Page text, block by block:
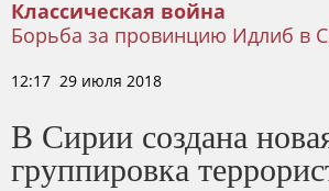
Классическая война
Борьба за провинцию Идлиб в
12:17 29 июля 2018
В Сирии создана
группировка